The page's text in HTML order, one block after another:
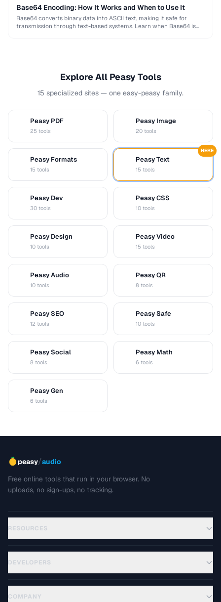
Base64 Encoding: How It Works and When to Use It
Base64 converts binary data into ASCII text, making it safe for
transmission through text-based systems. Learn when Base64 is
Explore All Peasy Tools
15 specialized sites — one easy-peasy family.
Peasy PDF
25 tools
Peasy Image
20 tools
Peasy Formats
15 tools
Peasy Text
15 tools
HERE
Peasy Dev
30 tools
Peasy CSS
10 tools
Peasy Design
10 tools
Peasy Video
15 tools
Peasy Audio
10 tools
Peasy QR
8 tools
Peasy SEO
12 tools
Peasy Safe
10 tools
Peasy Social
8 tools
Peasy Math
6 tools
Peasy Gen
6 tools
peasy/audio
Free online tools that run in your browser. No
uploads, no sign-ups, no tracking.
RESOURCES
DEVELOPERS
COMPANY